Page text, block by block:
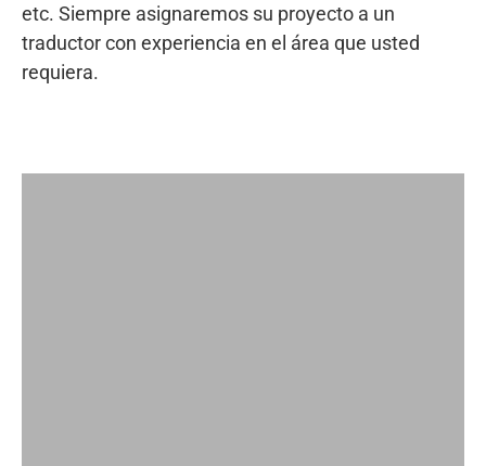
etc. Siempre asignaremos su proyecto a un
traductor con experiencia en el área que usted
requiera.